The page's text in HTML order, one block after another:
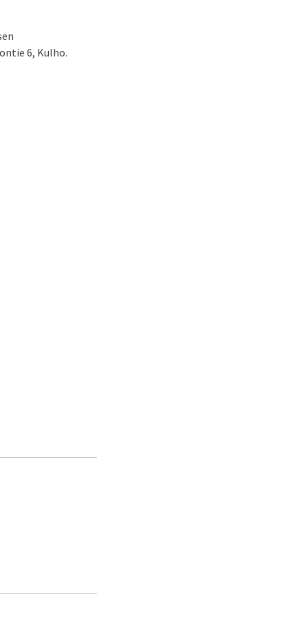
6, Kulho.